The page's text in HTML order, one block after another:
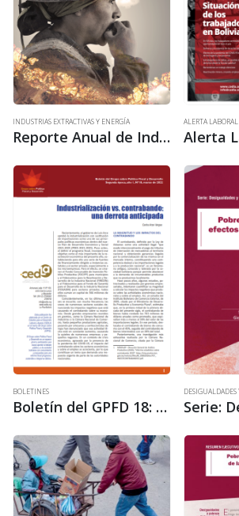
INDUSTRIAS EXTRACTIVAS Y ENERGÍA
Reporte Anual de Industrias Extractivas 6
ALERTA LABORAL
BOLETINES
Boletín del GPFD 18: Industrialización vs. contrabando: una derrota anticipada